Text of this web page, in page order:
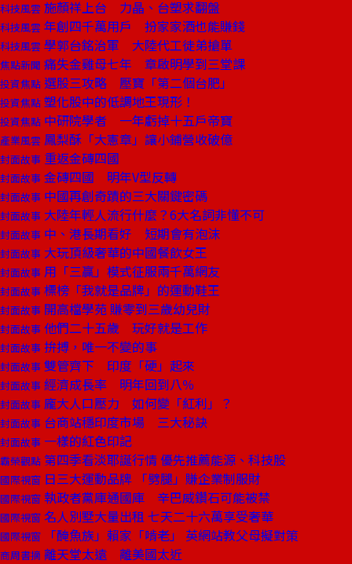
科技風雲 施顏祥上台 力晶、台塑求翻盤
科技風雲 年創四千萬用戶 扮家家酒也能賺錢
科技風雲 學郭台銘治軍 大陸代工徒弟搶單
焦點新聞 痛失金雞母七年 章啟明學到三堂課
投資焦點 選股三攻略 壓寶「第二個台肥」
投資焦點 塑化股中的低調地王現形！
投資焦點 中研院學者 一年虧掉十五戶帝寶
產業風雲 鳳梨酥「大憲章」讓小鋪營收破億
封面故事 重返金磚四國
封面故事 金磚四國 明年V型反轉
封面故事 中國再創奇蹟的三大關鍵密碼
封面故事 大陸年輕人流行什麼？6大名詞非懂不可
封面故事 中、港長期看好 短期會有泡沫
封面故事 大玩頂級奢華的中國餐飲女王
封面故事 用「三贏」模式征服兩千萬網友
封面故事 標榜「我就是品牌」的運動鞋王
封面故事 開高檔學苑 賺零到三歲幼兒財
封面故事 他們二十五歲 玩好就是工作
封面故事 拚搏，唯一不變的事
封面故事 雙管齊下 印度「硬」起來
封面故事 經濟成長率 明年回到八％
封面故事 龐大人口壓力 如何變「紅利」？
封面故事 台商站穩印度市場 三大秘訣
封面故事 一樣的紅色印記
霸榮觀點 第四季看淡耶誕行情 優先推薦能源、科技股
國際視窗 日三大運動品牌 「劈腿」賺企業制服財
國際視窗 執政者黨庫通國庫 辛巴威鑽石可能被禁
國際視窗 名人別墅大量出租 七天二十六萬享受奢華
國際視窗 「醃魚族」賴家「啃老」 英網站教父母擬對策
商周書摘 離天堂太遠 離美國太近